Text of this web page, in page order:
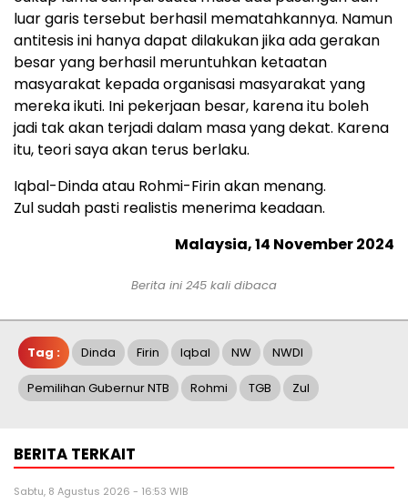
luar garis tersebut berhasil mematahkannya. Namun
antitesis ini hanya dapat dilakukan jika ada gerakan
besar yang berhasil meruntuhkan ketaatan
masyarakat kepada organisasi masyarakat yang
mereka ikuti. Ini pekerjaan besar, karena itu boleh
jadi tak akan terjadi dalam masa yang dekat. Karena
itu, teori saya akan terus berlaku.
Iqbal-Dinda atau Rohmi-Firin akan menang.
Zul sudah pasti realistis menerima keadaan.
Malaysia, 14 November 2024
Berita ini 245 kali dibaca
Tag : Dinda Firin Iqbal NW NWDI
Pemilihan Gubernur NTB Rohmi TGB Zul
BERITA TERKAIT
Sabtu, 8 Agustus 2026 - 16:53 WIB